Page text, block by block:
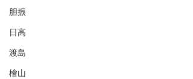
胆振
日高
渡島
檜山